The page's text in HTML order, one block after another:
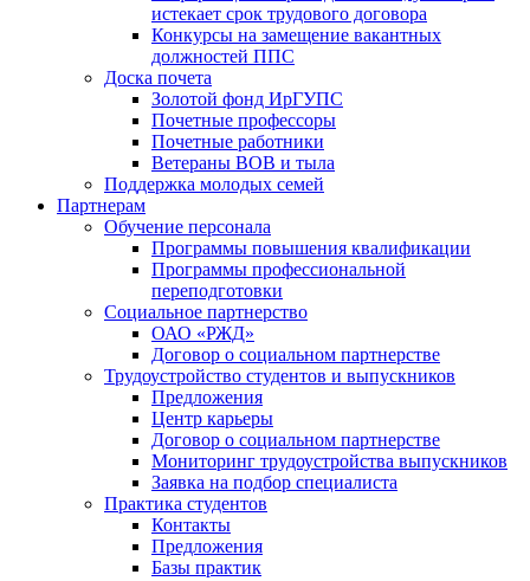
истекает срок трудового договора
Конкурсы на замещение вакантных
должностей ППС
Доска почета
Золотой фонд ИрГУПС
Почетные профессоры
Почетные работники
Ветераны ВОВ и тыла
Поддержка молодых семей
Партнерам
Обучение персонала
Программы повышения квалификации
Программы профессиональной
переподготовки
Социальное партнерство
ОАО «РЖД»
Договор о социальном партнерстве
Трудоустройство студентов и выпускников
Предложения
Центр карьеры
Договор о социальном партнерстве
Мониторинг трудоустройства выпускников
Заявка на подбор специалиста
Практика студентов
Контакты
Предложения
Базы практик